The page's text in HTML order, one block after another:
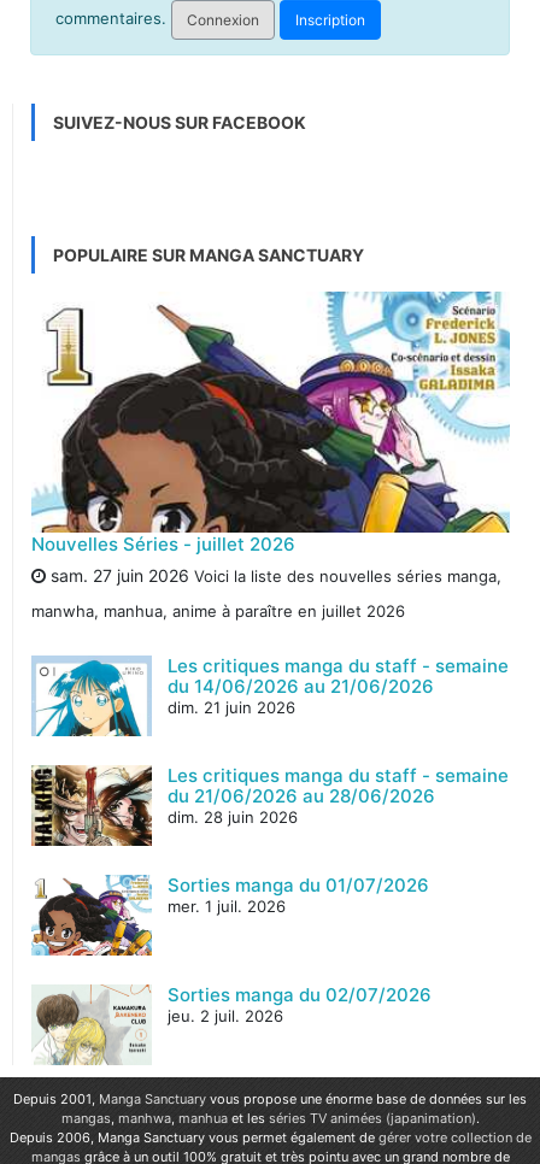
commentaires.
Connexion Inscription
SUIVEZ-NOUS SUR FACEBOOK
POPULAIRE SUR MANGA SANCTUARY
Nouvelles Séries - juillet 2026
sam. 27 juin 2026 Voici la liste des nouvelles séries manga,
manwha, manhua, anime à paraître en juillet 2026
Les critiques manga du staff - semaine
du 14/06/2026 au 21/06/2026
dim. 21 juin 2026
Les critiques manga du staff - semaine
du 21/06/2026 au 28/06/2026
dim. 28 juin 2026
Sorties manga du 01/07/2026
mer. 1 juil. 2026
Sorties manga du 02/07/2026
jeu. 2 juil. 2026
Depuis 2001, Manga Sanctuary vous propose une énorme base de données sur les
mangas, manhwa, manhuaet les séries TV animées (japanimation).
Depuis 2006, Manga Sanctuary vous permet également de gérer votre collection de
mangas grâce à un outil 100% gratuit et très pointu avec un grand nombre de